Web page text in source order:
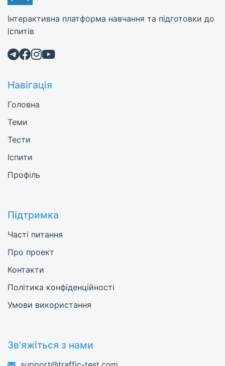
Інтерактивна платформа навчання та підготовки до
іспитів
Навігація
Головна
Теми
Тести
Іспити
Профіль
Підтримка
Часті питання
Про проект
Контакти
Політика конфіденційності
Умови використання
Зв'яжіться з нами